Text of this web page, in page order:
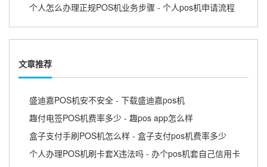
个人怎么办理正规POS机业务步骤 - 个人pos机申请流程
文章推荐
盛迪嘉POS机安不安全 - 下载盛迪嘉pos机
趣付电签POS机费率多少 - 趣pos app怎么样
盒子支付手刷POS机怎么样 - 盒子支付pos机费率多少
个人办理POS机刷卡套X违法吗 - 办个pos机套自己信用卡